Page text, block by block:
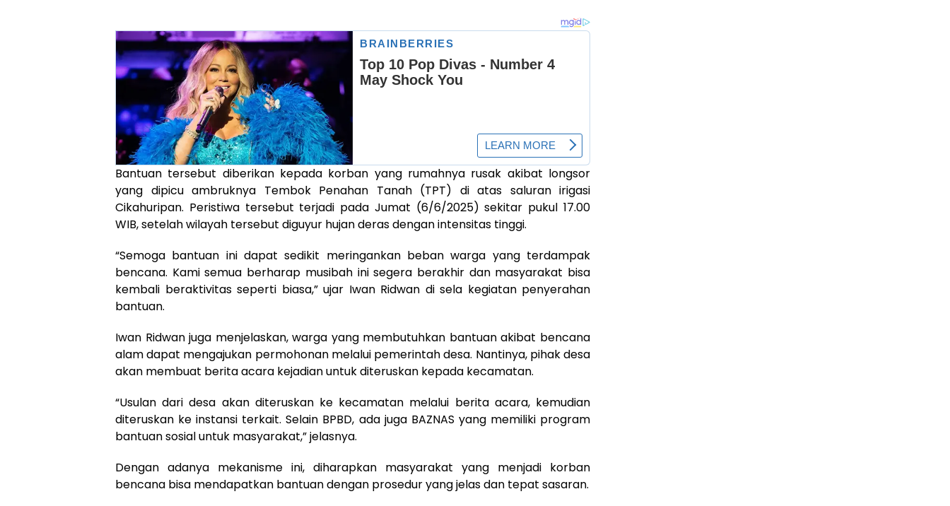
Bantuan tersebut diberikan kepada korban yang rumahnya rusak akibat longsor
yang dipicu ambruknya Tembok Penahan Tanah (TPT) di atas saluran irigasi
Cikahuripan. Peristiwa tersebut terjadi pada Jumat (6/6/2025) sekitar pukul 17.00
WIB, setelah wilayah tersebut diguyur hujan deras dengan intensitas tinggi.
“Semoga bantuan ini dapat sedikit meringankan beban warga yang terdampak
bencana. Kami semua berharap musibah ini segera berakhir dan masyarakat bisa
kembali beraktivitas seperti biasa,” ujar Iwan Ridwan di sela kegiatan penyerahan
bantuan.
Iwan Ridwan juga menjelaskan, warga yang membutuhkan bantuan akibat bencana
alam dapat mengajukan permohonan melalui pemerintah desa. Nantinya, pihak desa
akan membuat berita acara kejadian untuk diteruskan kepada kecamatan.
“Usulan dari desa akan diteruskan ke kecamatan melalui berita acara, kemudian
diteruskan ke instansi terkait. Selain BPBD, ada juga BAZNAS yang memiliki program
bantuan sosial untuk masyarakat,” jelasnya.
Dengan adanya mekanisme ini, diharapkan masyarakat yang menjadi korban
bencana bisa mendapatkan bantuan dengan prosedur yang jelas dan tepat sasaran.